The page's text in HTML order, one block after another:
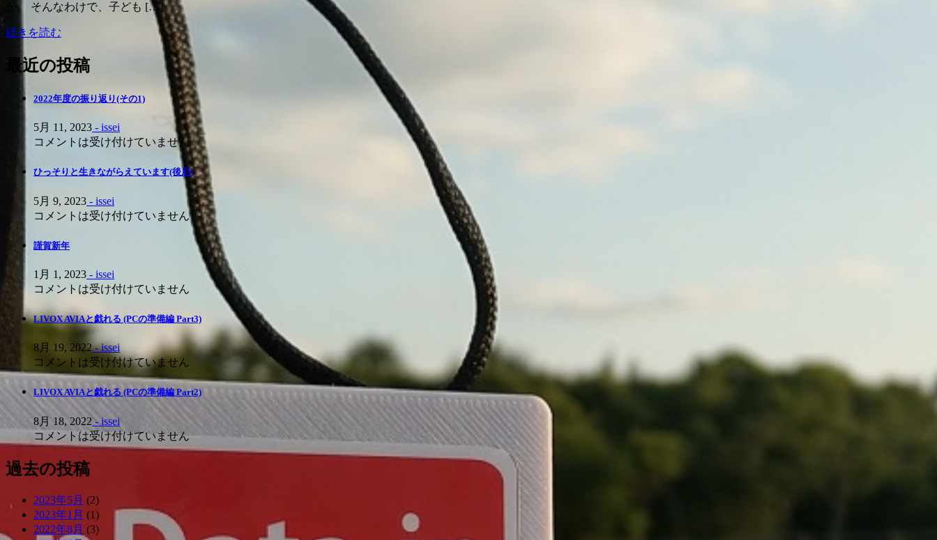
か。 そんなわけで、子ども […]
続きを読む
最近の投稿
2022年度の振り返り(その1)
5月 11, 2023 - issei
コメントは受け付けていません
ひっそりと生きながらえています(後厄)
5月 9, 2023 - issei
コメントは受け付けていません
謹賀新年
1月 1, 2023 - issei
コメントは受け付けていません
LIVOX AVIAと戯れる (PCの準備編 Part3)
8月 19, 2022- issei
コメントは受け付けていません
LIVOX AVIAと戯れる (PCの準備編 Part2)
8月 18, 2022- issei
コメントは受け付けていません
過去の投稿
2023年5月 (2)
2023年1月 (1)
2022年8月 (3)